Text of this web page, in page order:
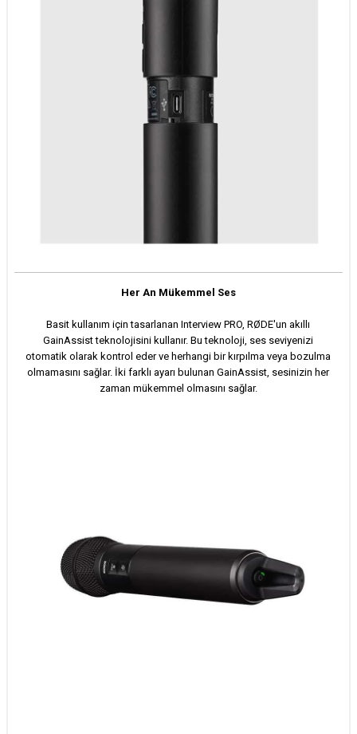
Her An Mükemmel Ses
Basit kullanım için tasarlanan Interview PRO, RØDE'un akıllı
GainAssist teknolojisini kullanır. Bu teknoloji, ses seviyenizi
otomatik olarak kontrol eder ve herhangi bir kırpılma veya bozulma
olmamasını sağlar. İki farklı ayarı bulunan GainAssist, sesinizin her
zaman mükemmel olmasını sağlar.